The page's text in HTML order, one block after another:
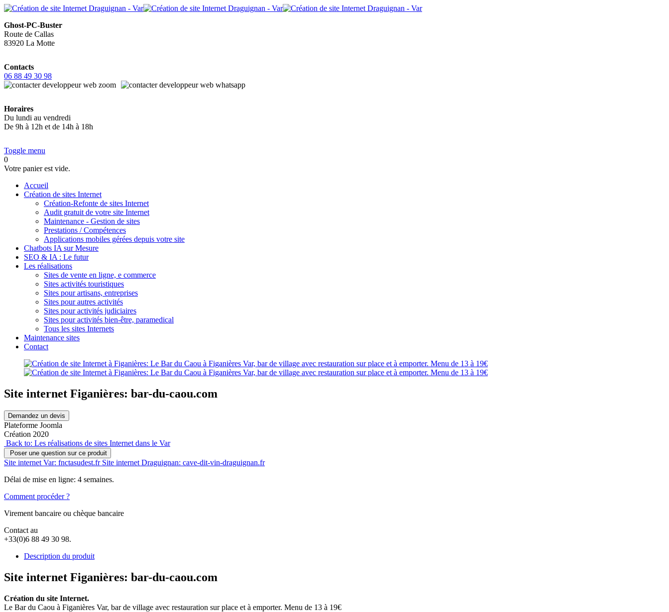
Ghost-PC-Buster
Route de Callas
83920 La Motte
Contacts
06 88 49 30 98
Horaires
Du lundi au vendredi
De 9h à 12h et de 14h à 18h
Toggle menu
0
Votre panier est vide.
Accueil
Création de sites Internet
Création-Refonte de sites Internet
Audit gratuit de votre site Internet
Maintenance - Gestion de sites
Prestations / Compétences
Applications mobiles gérées depuis votre site
Chatbots IA sur Mesure
SEO & IA : Le futur
Les réalisations
Sites de vente en ligne, e commerce
Sites activités touristiques
Sites pour artisans, entreprises
Sites pour autres activités
Sites pour activités judiciaires
Sites pour activités bien-être, paramedical
Tous les sites Internets
Maintenance sites
Contact
Site internet Figanières: bar-du-caou.com
Demandez un devis
Plateforme Joomla
Création 2020
Back to: Les réalisations de sites Internet dans le Var
Poser une question sur ce produit
Site internet Var: fnctasudest.fr Site internet Draguignan: cave-dit-vin-draguignan.fr
Délai de mise en ligne: 4 semaines.
Comment procéder ?
Virement bancaire ou chèque bancaire
Contact au
+33(0)6 88 49 30 98.
Description du produit
Site internet Figanières: bar-du-caou.com
Création du site Internet.
Le Bar du Caou à Figanières Var, bar de village avec restauration sur place et à emporter. Menu de 13 à 19€